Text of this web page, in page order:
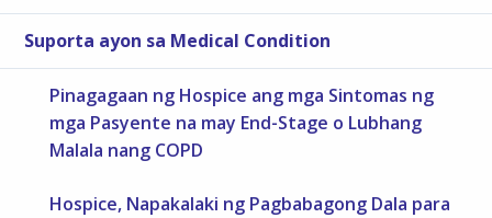
Suporta ayon sa Medical Condition
Pinagagaan ng Hospice ang mga Sintomas ng
mga Pasyente na may End-Stage o Lubhang
Malala nang COPD
Hospice, Napakalaki ng Pagbabagong Dala para